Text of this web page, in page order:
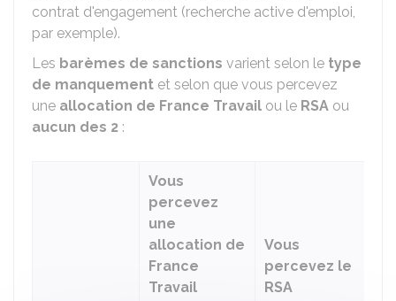
contrat d'engagement (recherche active d'emploi,
par exemple).
Les barèmes de sanctions varient selon le type
de manquement et selon que vous percevez
une allocation de France Travail ou le RSA ou
aucun des 2 :
Vous
percevez
une
allocation de
France
Travail
Vous
percevez le
RSA